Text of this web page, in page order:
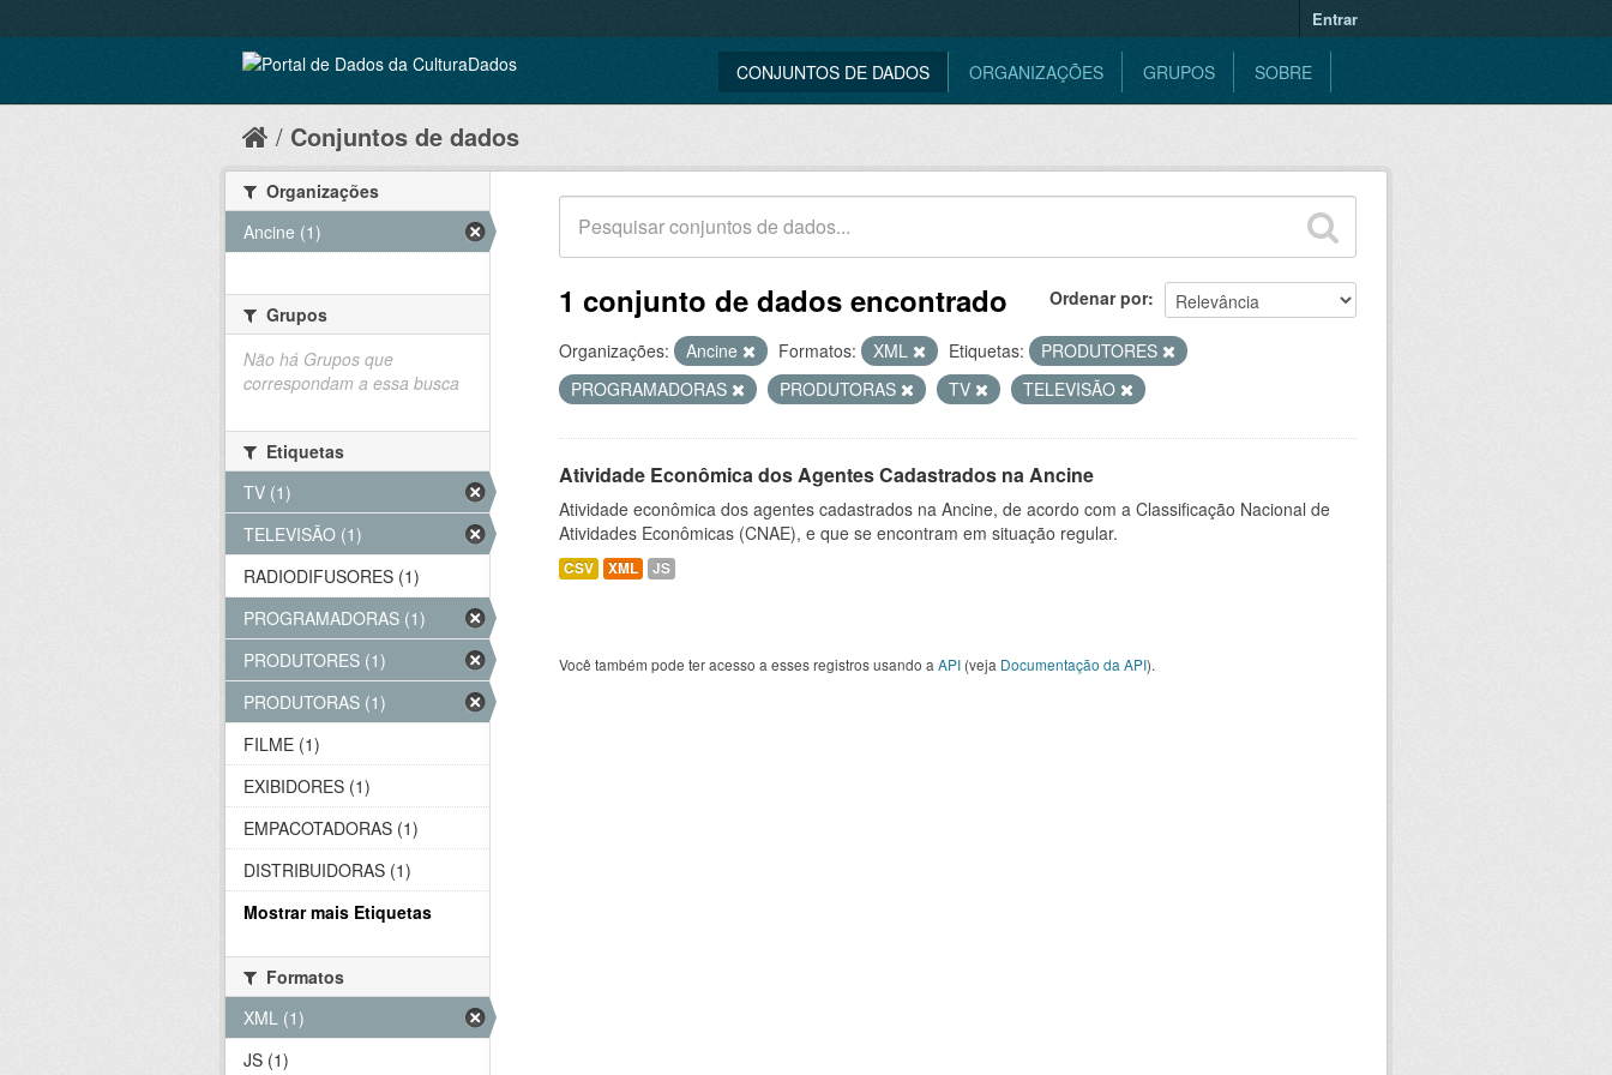
Entrar
CONJUNTOS DE DADOS ORGANIZAÇÕES GRUPOS SOBRE
Conjuntos de dados
Ordenar por
1 conjunto de dados encontrado
Organizações: Ancine Formatos: XML Etiquetas:
PRODUTORES
PROGRAMADORAS
PRODUTORAS TV TELEVISÃO
Atividade Econômica dos Agentes Cadastrados na Ancine
Atividade econômica dos agentes cadastrados na Ancine, de acordo com a Classificação Nacional de
Atividades Econômicas (CNAE), e que se encontram em situação regular.
CSV XML JS
Você também pode ter acesso a esses registros usando a API (veja Documentação da API).
Organizações
Ancine (1)
Grupos
Não há Grupos que
correspondam a essa busca
Etiquetas
TV (1)
TELEVISÃO (1)
RADIODIFUSORES (1)
PROGRAMADORAS (1)
PRODUTORES (1)
PRODUTORAS (1)
FILME (1)
EXIBIDORES (1)
EMPACOTADORAS (1)
DISTRIBUIDORAS (1)
Mostrar mais Etiquetas
Formatos
XML (1)
JS (1)